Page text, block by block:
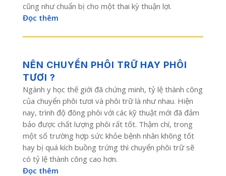
cũng như chuẩn bị cho một thai kỳ thuận lợi.
Đọc thêm
NÊN CHUYỂN PHÔI TRỮ HAY PHÔI
TƯƠI ?
Ngành y học thế giới đã chứng minh, tỷ lệ thành công
của chuyển phôi tươi và phôi trữ là như nhau. Hiện
nay, trình độ đông phôi với các kỹ thuật mới đã đảm
bảo được chất lượng phôi rất tốt. Thậm chí, trong
một số trường hợp sức khỏe bệnh nhân không tốt
hay bị quá kích buồng trứng thì chuyển phôi trữ sẽ
có tỷ lệ thành công cao hơn.
Đọc thêm